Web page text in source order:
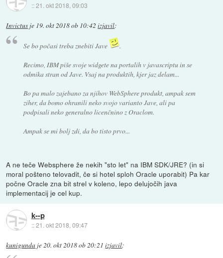
::21. okt 2018, 09:03
Invictus je 19. okt 2018 ob 10:42 izjavil:
Se bo počasi treba znebiti Jave
.
Recimo, IBM piše svoje widgete na portalih v javascriptu in se
odmika stran od Jave. Vsaj na produktih, kjer jaz delam...
Bo pa malo zajebano za njihov WebSphere produkt, ampak sem
ziher, da bomo ohranili neko svojo varianto Jave, ali pa
podpisali neko generalno licenčnino z Oraclom.
Ampak se mi bolj zdi, da bo tisto prvo...
A ne teče Websphere že nekih "sto let" na IBM SDK/JRE? (in si
moral pošteno telovadit, če si hotel sploh Oracle uporabit) Pa kar
počne Oracle zna bit strel v koleno, lepo delujočih java
implementacij je cel kup.
k--p
::21. okt 2018, 09:47
kunigunda je 20. okt 2018 ob 20:21 izjavil: